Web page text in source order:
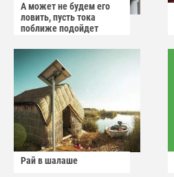
А может не будем его
ловить, пусть тока
поближе подойдет
Рай в шалаше